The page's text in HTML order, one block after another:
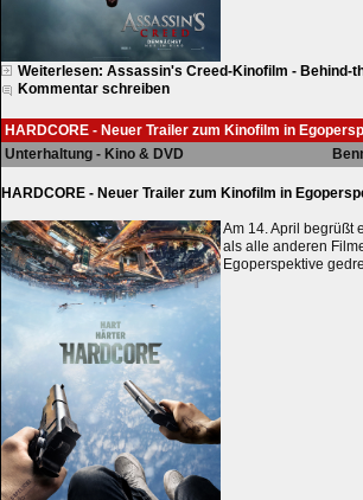
Weiterlesen: Assassin's Creed-Kinofilm - Behind-
Kommentar schreiben
HARDCORE - Neuer Trailer zum Kinofilm in
Unterhaltung - Kino & DVD
HARDCORE - Neuer Trailer zum Kinofilm in
Am 14. April begrüßt
als alle anderen
Egoperspektive